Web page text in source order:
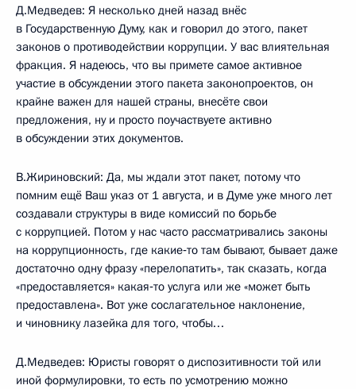
Д.Медведев: Я несколько дней назад внёс
в Государственную Думу, как и говорил до этого, пакет
законов о противодействии коррупции. У вас влиятельная
фракция. Я надеюсь, что вы примете самое активное
участие в обсуждении этого пакета законопроектов, он
крайне важен для нашей страны, внесёте свои
предложения, ну и просто поучаствуете активно
в обсуждении этих документов.
В.Жириновский: Да, мы ждали этот пакет, потому что
помним ещё Ваш указ от 1 августа, и в Думе уже много лет
создавали структуры в виде комиссий по борьбе
с коррупцией. Потом у нас часто рассматривались законы
на коррупционность, где какие‑то там бывают, бывает даже
достаточно одну фразу «перелопатить», так сказать, когда
«предоставляется» какая‑то услуга или же «может быть
предоставлена». Вот уже сослагательное наклонение,
и чиновнику лазейка для того, чтобы…
Д.Медведев: Юристы говорят о диспозитивности той или
иной формулировки, то есть по усмотрению можно